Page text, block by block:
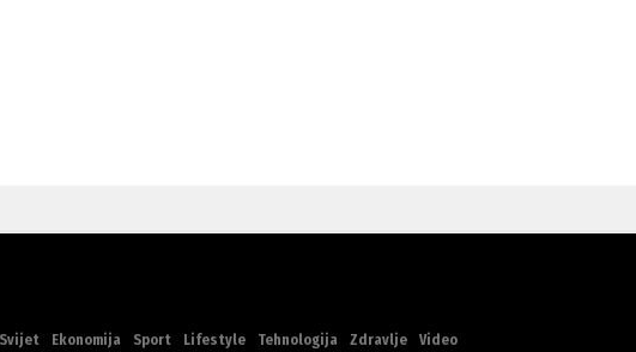
Svijet Ekonomija Sport Lifestyle Tehnologija Zdravlje Video